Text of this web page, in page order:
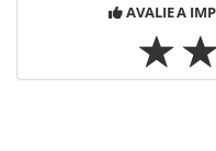
AVALIE A